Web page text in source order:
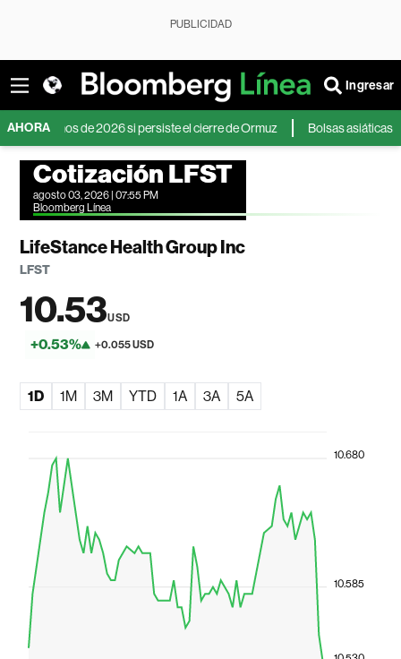
PUBLICIDAD
Ingresar
AHORAde 2026 si persiste el cierre de Ormuz Bolsas asiáticas pierden
Cotización LFST
agosto 03, 2026 | 07:55 PM
Bloomberg Línea
LifeStance Health Group Inc
LFST
10.53USD
+0.53% +0.055 USD
1D 1M 3M YTD 1A 3A 5A
10.585
10.680